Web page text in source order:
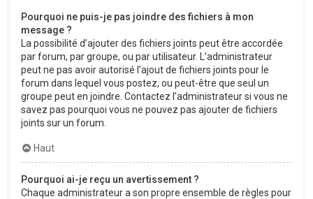
Pourquoi ne puis-je pas joindre des fichiers à mon
message ?
La possibilité d’ajouter des fichiers joints peut être accordée
par forum, par groupe, ou par utilisateur. L’administrateur
peut ne pas avoir autorisé l’ajout de fichiers joints pour le
forum dans lequel vous postez, ou peut-être que seul un
groupe peut en joindre. Contactez l’administrateur si vous ne
savez pas pourquoi vous ne pouvez pas ajouter de fichiers
joints sur un forum.
Haut
Pourquoi ai-je reçu un avertissement ?
Chaque administrateur a son propre ensemble de règles pour